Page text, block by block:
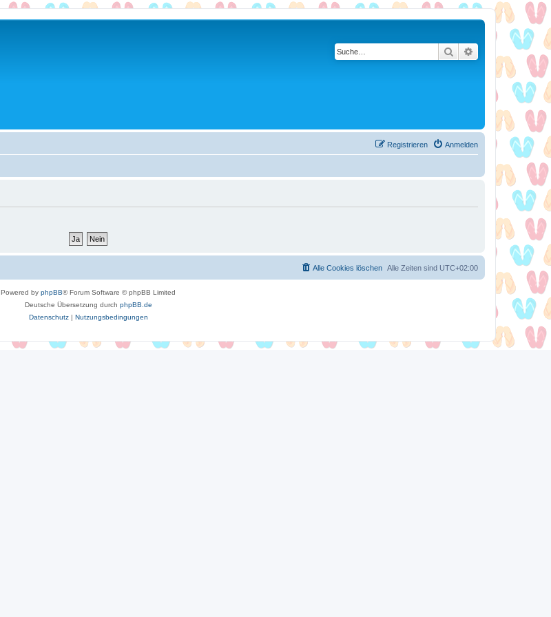
Suche Erweiterte Suche
Anmelden
Registrieren
Alle Zeiten sind UTC+02:00
Alle Cookies löschen
Powered by phpBB® Forum Software © phpBB Limited
Deutsche Übersetzung durch phpBB.de
Datenschutz| Nutzungsbedingungen